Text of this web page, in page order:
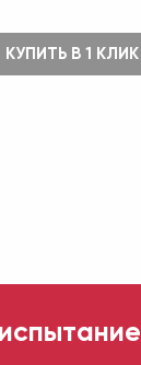
КУПИТЬ В 1 КЛИК